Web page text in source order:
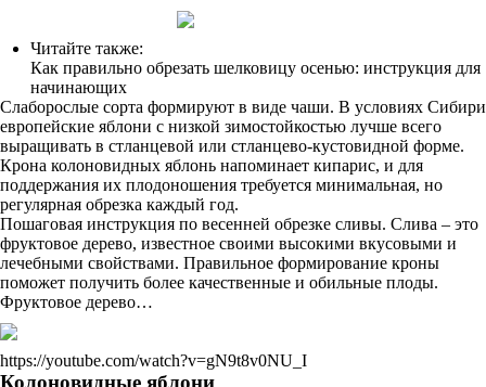
Читайте также:
Как правильно обрезать шелковицу осенью: инструкция для
начинающих
Слаборослые сорта формируют в виде чаши. В условиях Сибири
европейские яблони с низкой зимостойкостью лучше всего
выращивать в стланцевой или стланцево-кустовидной форме.
Крона колоновидных яблонь напоминает кипарис, и для
поддержания их плодоношения требуется минимальная, но
регулярная обрезка каждый год.
Пошаговая инструкция по весенней обрезке сливы. Слива – это
фруктовое дерево, известное своими высокими вкусовыми и
лечебными свойствами. Правильное формирование кроны
поможет получить более качественные и обильные плоды.
Фруктовое дерево…
https://youtube.com/watch?v=gN9t8v0NU_I
Колоновидные яблони